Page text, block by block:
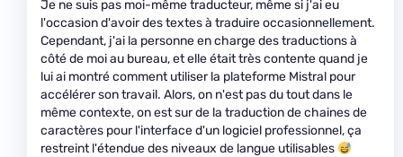
Je ne suis pas moi-même traducteur, même si j'ai eu
l'occasion d'avoir des textes à traduire occasionnellement.
Cependant, j'ai la personne en charge des traductions à
côté de moi au bureau, et elle était très contente quand je
lui ai montré comment utiliser la plateforme Mistral pour
accélérer son travail. Alors, on n'est pas du tout dans le
même contexte, on est sur de la traduction de chaines de
caractères pour l'interface d'un logiciel professionnel, ça
restreint l'étendue des niveaux de langue utilisables